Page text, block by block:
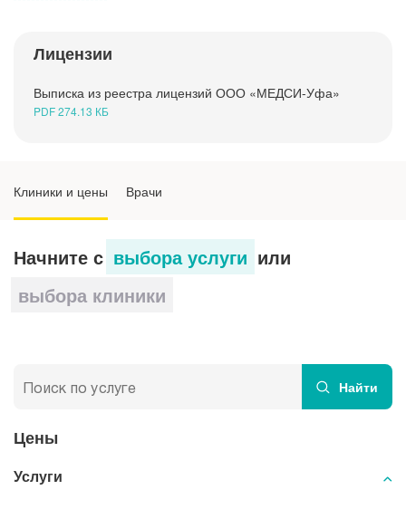
О заболевании
Симптомы
Диагностика
Лечение
Преимущества обращения в МЕДСИ-
Лицензии
Выписка из реестра лицензий ООО «МЕДСИ-Уфа»
PDF 274.13 КБ
Клиники и цены Врачи
Начните с выбора услуги или
выбора клиники
Найти
Цены
Услуги